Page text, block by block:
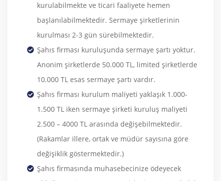
kurulabilmekte ve ticari faaliyete hemen
başlanılabilmektedir. Sermaye şirketlerinin
kurulması 2-3 gün sürebilmektedir.
Şahıs firması kuruluşunda sermaye şartı yoktur.
Anonim şirketlerde 50.000 TL, limited şirketlerde
10.000 TL esas sermaye şartı vardır.
Şahıs firması kurulum maliyeti yaklaşık 1.000-
1.500 TL iken sermaye şirketi kuruluş maliyeti
2.500 – 4000 TL arasında değişebilmektedir.
(Rakamlar illere, ortak ve müdür sayısına göre
değişiklik göstermektedir.)
Şahıs firmasında muhasebecinize ödeyecek